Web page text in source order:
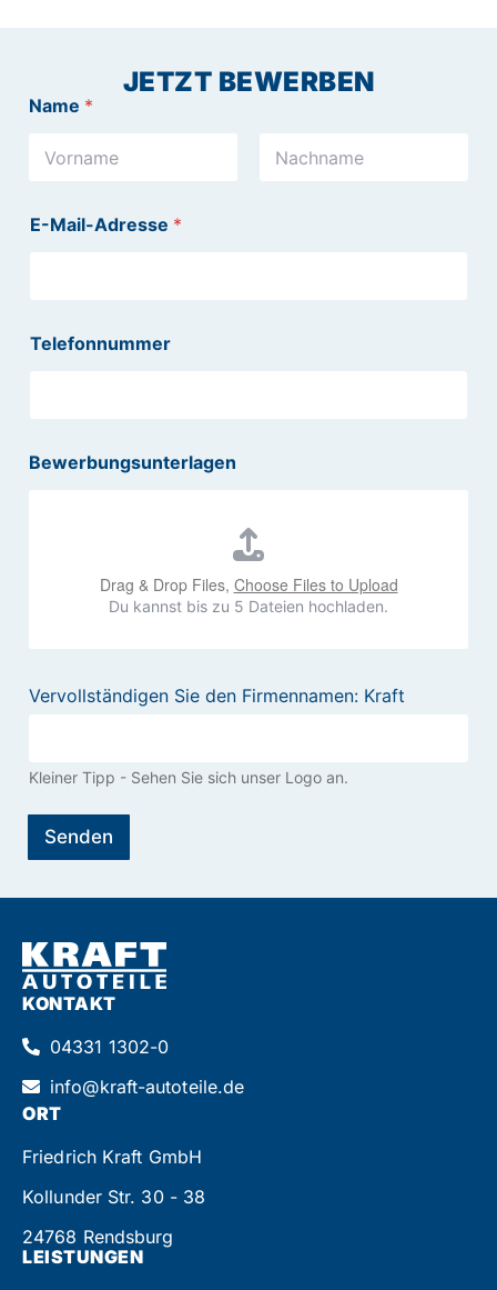
JETZT BEWERBEN
Name *
E-Mail-Adresse *
Telefonnummer
Bewerbungsunterlagen
Drag & Drop Files, Choose Files to Upload
Du kannst bis zu 5 Dateien hochladen.
E
i
d
s
e
B
e
w
e
r
b
u
g
u
n
t
e
I
v
d
e
l
s
C
a
p
c
a
*
Vervollständigen Sie den Firmennamen: Kraft
Kleiner Tipp - Sehen Sie sich unser Logo an.
Senden
KONTAKT
04331 1302-0
info@kraft-autoteile.de
ORT
Friedrich Kraft GmbH
Kollunder Str. 30 - 38
24768 Rendsburg
LEISTUNGEN